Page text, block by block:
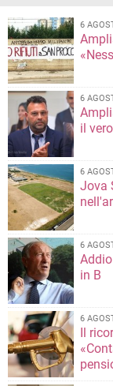
6
6
il
6
Jova
6
in B
6
Il